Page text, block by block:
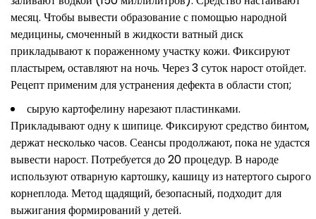
месяц. Чтобы вывести образование с помощью народной
медицины, смоченный в жидкости ватный диск
прикладывают к пораженному участку кожи. Фиксируют
пластырем, оставляют на ночь. Через 3 суток нарост отойдет.
Рецепт применим для устранения дефекта в области стоп;
сырую картофелину нарезают пластинками.
Прикладывают одну к шипице. Фиксируют средство бинтом,
держат несколько часов. Сеансы продолжают, пока не удастся
вывести нарост. Потребуется до 20 процедур. В народе
используют отварную картошку, кашицу из натертого сырого
корнеплода. Метод щадящий, безопасный, подходит для
выжигания формирований у детей.